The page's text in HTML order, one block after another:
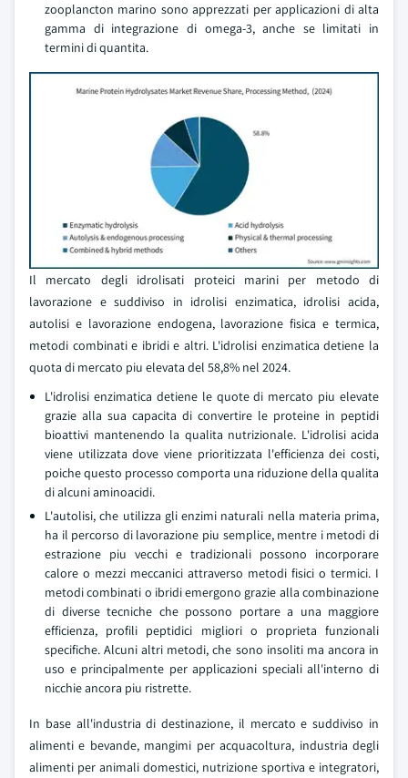
zooplancton marino sono apprezzati per applicazioni di alta
gamma di integrazione di omega-3, anche se limitati in
termini di quantita.
Il mercato degli idrolisati proteici marini per metodo di
lavorazione e suddiviso in idrolisi enzimatica, idrolisi acida,
autolisi e lavorazione endogena, lavorazione fisica e termica,
metodi combinati e ibridi e altri. L'idrolisi enzimatica detiene la
quota di mercato piu elevata del 58,8% nel 2024.
L'idrolisi enzimatica detiene le quote di mercato piu elevate
grazie alla sua capacita di convertire le proteine in peptidi
bioattivi mantenendo la qualita nutrizionale. L'idrolisi acida
viene utilizzata dove viene prioritizzata l'efficienza dei costi,
poiche questo processo comporta una riduzione della qualita
di alcuni aminoacidi.
L'autolisi, che utilizza gli enzimi naturali nella materia prima,
ha il percorso di lavorazione piu semplice, mentre i metodi di
estrazione piu vecchi e tradizionali possono incorporare
calore o mezzi meccanici attraverso metodi fisici o termici. I
metodi combinati o ibridi emergono grazie alla combinazione
di diverse tecniche che possono portare a una maggiore
efficienza, profili peptidici migliori o proprieta funzionali
specifiche. Alcuni altri metodi, che sono insoliti ma ancora in
uso e principalmente per applicazioni speciali all'interno di
nicchie ancora piu ristrette.
In base all'industria di destinazione, il mercato e suddiviso in
alimenti e bevande, mangimi per acquacoltura, industria degli
alimenti per animali domestici, nutrizione sportiva e integratori,